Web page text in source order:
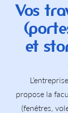
Vos
et
propose la
(fenêtres,